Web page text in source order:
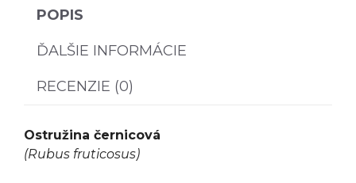
POPIS
ĎALŠIE INFORMÁCIE
RECENZIE (0)
Ostružina černicová
(Rubus fruticosus)